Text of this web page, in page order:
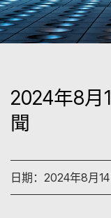
2024年8月
聞
日期：2024年8月14